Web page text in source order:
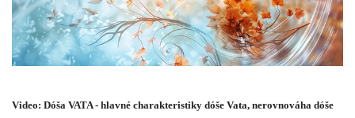
Video: Dóša VATA - hlavné charakteristiky dóše Vata, nerovnováha dóše